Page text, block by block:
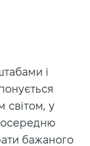
і
світом, у
бажаного